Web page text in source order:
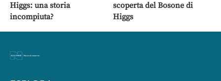
POLITICA SOCIETÀ STORIA
Higgs: una storia
incompiuta?
scoperta del Bosone di
Higgs